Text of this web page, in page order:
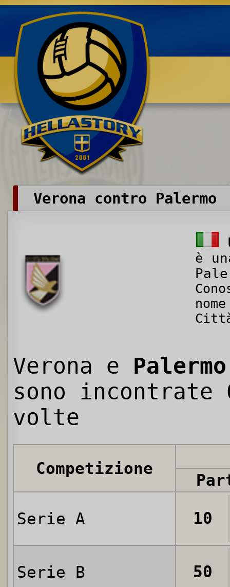
Benvenuti su HELLASTORY.net
Verona contro Palermo
è
Verona e Palermo
sono incontrate
volte
Competizione
Serie A 10
Serie B 50